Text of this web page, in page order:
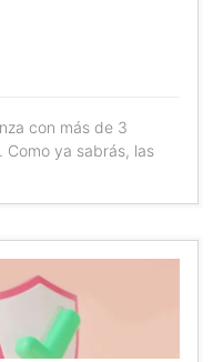
con más de 3
Como ya sabrás, las